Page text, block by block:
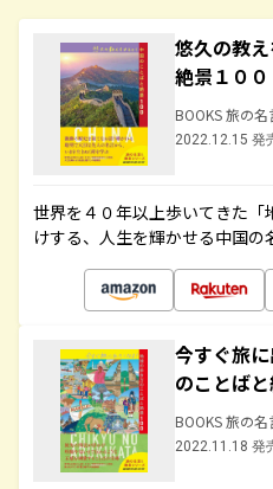
悠久の教
絶景１００
BOOKS 旅の
2022.12.15 発
世界を４０年以上歩いてきた
けする、人生を輝かせる中国の
今すぐ旅
のことば
BOOKS 旅の
2022.11.18 発